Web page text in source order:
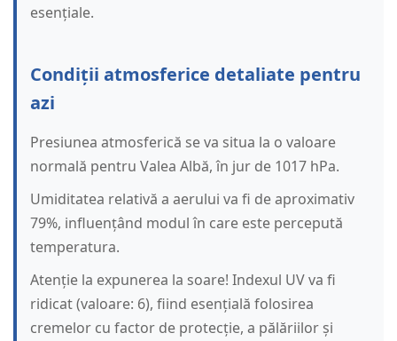
esențiale.
Condiții atmosferice detaliate pentru
azi
Presiunea atmosferică se va situa la o valoare
normală pentru Valea Albă, în jur de 1017 hPa.
Umiditatea relativă a aerului va fi de aproximativ
79%, influențând modul în care este percepută
temperatura.
Atenție la expunerea la soare! Indexul UV va fi
ridicat (valoare: 6), fiind esențială folosirea
cremelor cu factor de protecție, a pălăriilor și